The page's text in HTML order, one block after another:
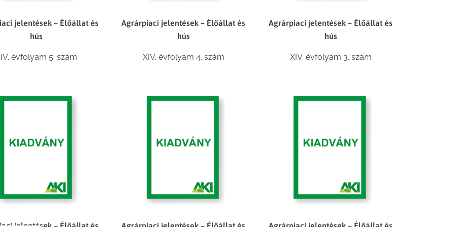
jelentések – Élőállat és
hús
évfolyam 5. szám
Agrárpiaci jelentések – Élőállat és
hús
XIV. évfolyam 4. szám
Agrárpiaci jelentések – Élőállat és
hús
XIV. évfolyam 3. szám